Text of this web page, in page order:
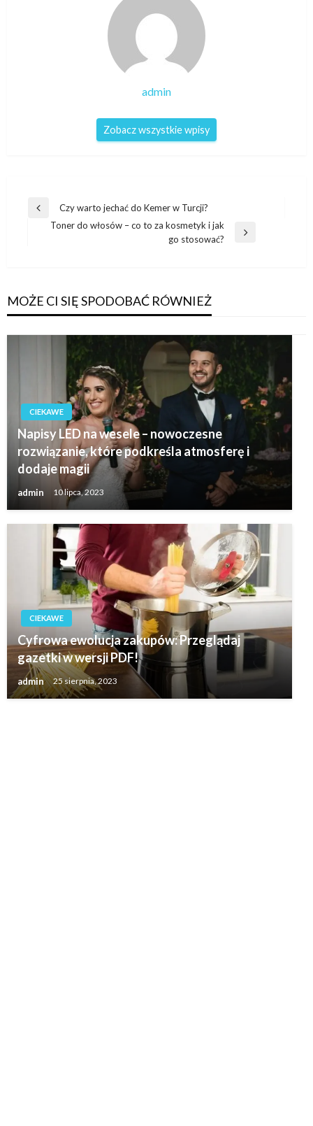
admin
Zobacz wszystkie wpisy
Nawigacja
wpisu
Poprzedni
Czy warto jechać do Kemer w Turcji?
Toner do włosów – co to za kosmetyk i jak
go stosować?
MOŻE CI SIĘ SPODOBAĆ RÓWNIEŻ
CIEKAWE
Napisy LED na wesele – nowoczesne
rozwiązanie, które podkreśla atmosferę i
dodaje magii
admin 10 lipca, 2023
CIEKAWE
Cyfrowa ewolucja zakupów: Przeglądaj
gazetki w wersji PDF!
admin 25 sierpnia, 2023